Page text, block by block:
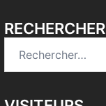
RECHERCHER